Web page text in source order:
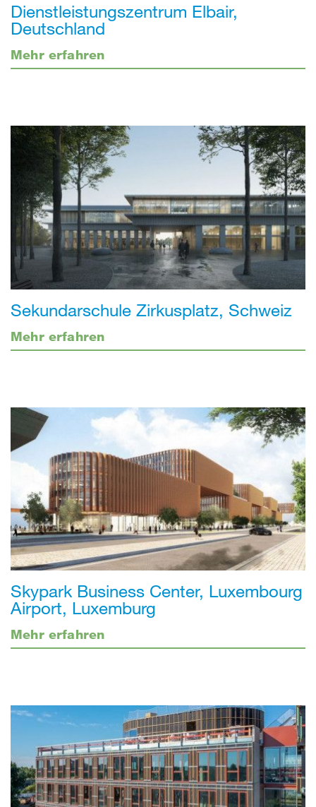
Dienstleistungszentrum Elbair,
Deutschland
Mehr erfahren
Sekundarschule Zirkusplatz, Schweiz
Mehr erfahren
Skypark Business Center, Luxembourg
Airport, Luxemburg
Mehr erfahren